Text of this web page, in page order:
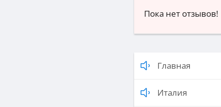
Пока нет отзывов!
Главная
Италия